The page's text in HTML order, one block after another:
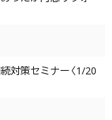
対策セミナー〈1/20